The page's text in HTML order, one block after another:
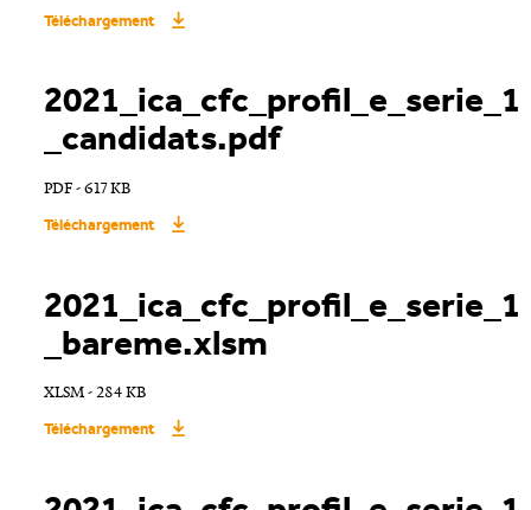
Téléchargement
2021_ica_cfc_profil_e_serie_1
_candidats.pdf
PDF - 617 KB
Téléchargement
2021_ica_cfc_profil_e_serie_1
_bareme.xlsm
XLSM - 284 KB
Téléchargement